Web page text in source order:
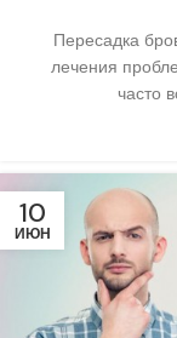
Пересадка
лечения
часто
10
ИЮН